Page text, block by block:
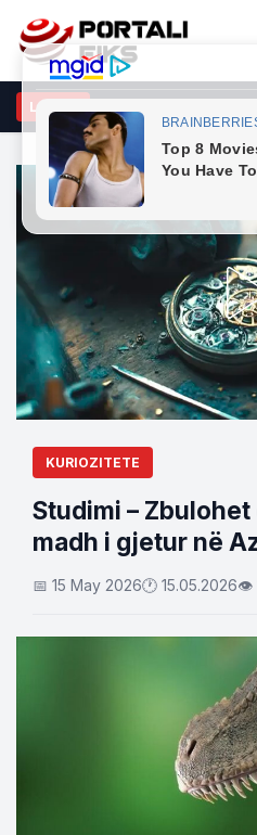
LAJMEKërkesat e LDK-së ndaj
KURIOZITETE
Studimi –
madh i gjetur në
📅 15 May 2026🕐 15.05.2026👁